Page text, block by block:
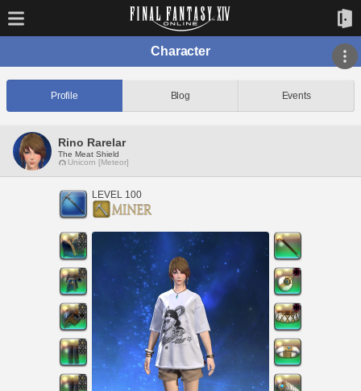
Character
Profile Blog Events
Rino Rarelar
The Meat Shield
Unicorn [Meteor]
LEVEL 100